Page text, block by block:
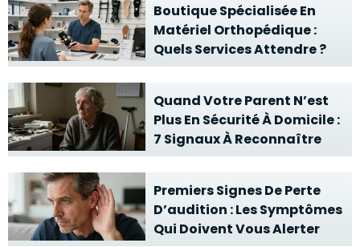
Boutique Spécialisée En
Matériel Orthopédique :
Quels Services Attendre ?
Quand Votre Parent N’est
Plus En Sécurité À Domicile :
7 Signaux À Reconnaître
Premiers Signes De Perte
D’audition : Les Symptômes
Qui Doivent Vous Alerter